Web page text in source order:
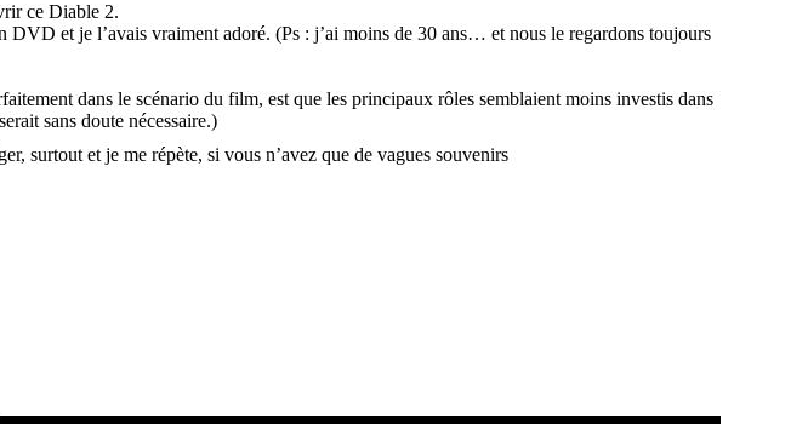
ce Diable 2.
et je l’avais vraiment adoré. (Ps : j’ai moins de 30 ans… et nous le regardons toujours
dans le scénario du film, est que les principaux rôles semblaient moins investis dans
sans doute nécessaire.)
surtout et je me répète, si vous n’avez que de vagues souvenirs